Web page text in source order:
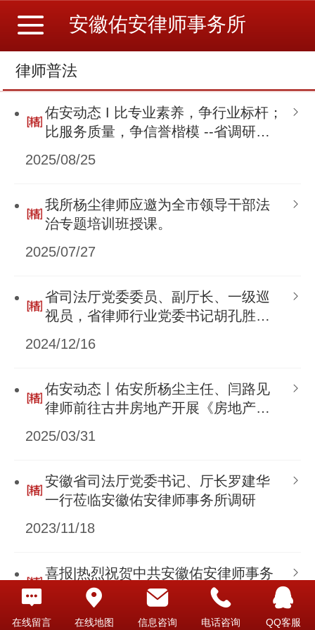
安徽佑安律师事务所
律师普法
佑安动态 I 比专业素养，争行业标杆；
比服务质量，争信誉楷模 --省调研组
莅临安徽佑安律师事务所调研指导“双
比双争”工作
2025/08/25
我所杨尘律师应邀为全市领导干部法
治专题培训班授课。
2025/07/27
省司法厅党委委员、副厅长、一级巡
视员，省律师行业党委书记胡孔胜一
行莅临安徽佑安律师事务所调研
2024/12/16
佑安动态丨佑安所杨尘主任、闫路见
律师前往古井房地产开展《房地产企
业履行建设工程施工合同常见法律风
险及防范》讲座
2025/03/31
安徽省司法厅党委书记、厅长罗建华
一行莅临安徽佑安律师事务所调研
2023/11/18
喜报|热烈祝贺中共安徽佑安律师事务
所党支部荣获2023年市级社会组织党
建品牌展示赛一等奖！
2023/10/25
在线留言 在线地图 信息咨询 电话咨询 QQ客服